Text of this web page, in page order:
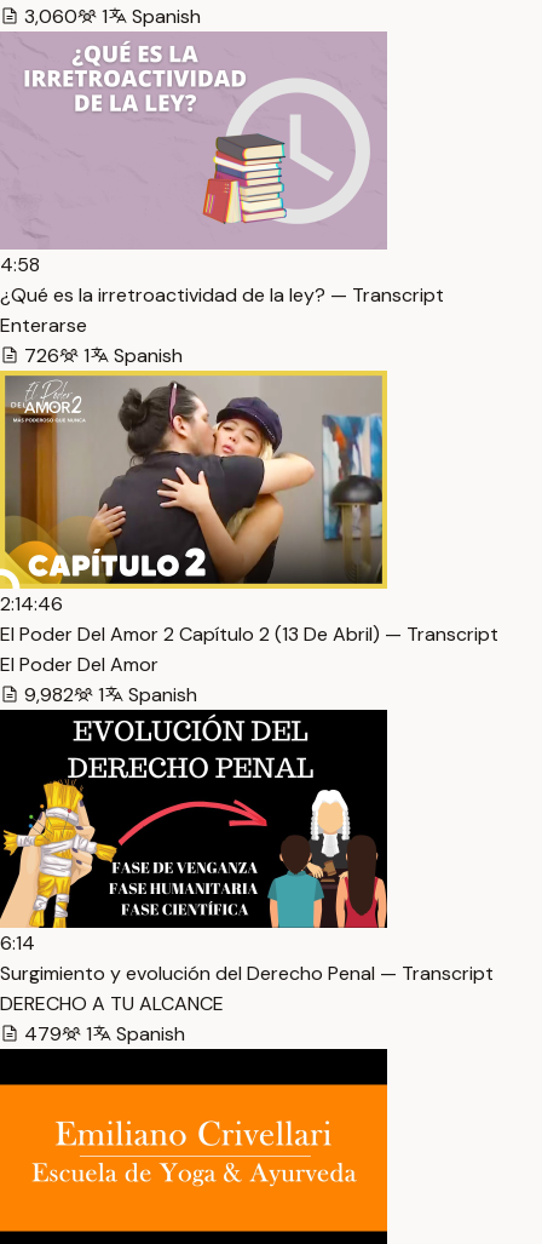
3,060 1 Spanish
4:58
¿Qué es la irretroactividad de la ley? — Transcript
Enterarse
726
1 Spanish
2:14:46
El Poder Del Amor 2 Capítulo 2 (13 De Abril) — Transcript
El Poder Del Amor
9,982
1 Spanish
6:14
Surgimiento y evolución del Derecho Penal — Transcript
DERECHO A TU ALCANCE
479
1 Spanish